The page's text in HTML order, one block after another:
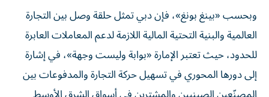
وبحسب «بينغ بونغ»، فإن دبي تمثل حلقة وصل بين التجارة
العالمية والبنية التحتية المالية اللازمة لدعم المعاملات العابرة
للحدود، حيث تعتبر الإمارة «بوابة وليست وجهة»، في إشارة
إلى دورها المحوري في تسهيل حركة التجارة والمدفوعات بين